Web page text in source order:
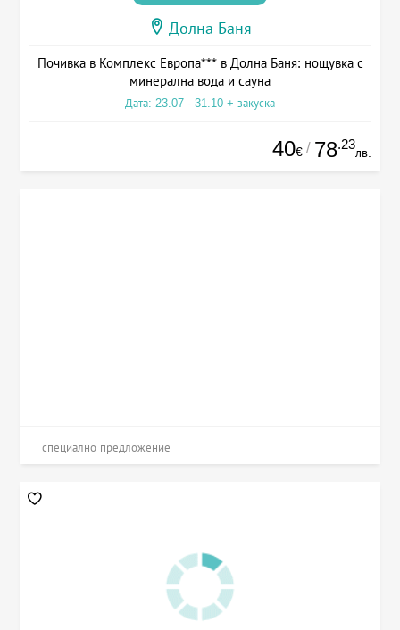
Долна Баня
Почивка в Комплекс Европа*** в Долна Баня: нощувка с
минерална вода и сауна
Дата: 23.07 - 31.10 + закуска
40€ / 78.23
лв.
специално предложение